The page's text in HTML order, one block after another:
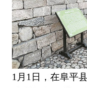
1月1日，在阜平